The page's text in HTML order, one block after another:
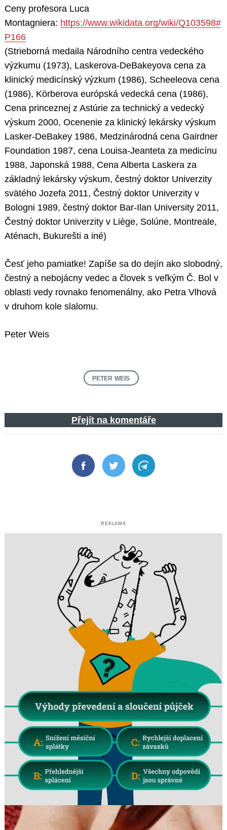
Ceny profesora Luca
Montagniera: https://www.wikidata.org/wiki/Q103598#
P166
(Strieborná medaila Národního centra vedeckého
výzkumu (1973), Laskerova-DeBakeyova cena za
klinický medicínský výzkum (1986), Scheeleova cena
(1986), Körberova európská vedecká cena (1986),
Cena princeznej z Astúrie za technický a vedecký
výskum 2000, Ocenenie za klinický lekársky výskum
Lasker-DeBakey 1986, Medzinárodná cena Gairdner
Foundation 1987, cena Louisa-Jeanteta za medicínu
1988, Japonská 1988, Cena Alberta Laskera za
základný lekársky výskum, čestný doktor Univerzity
svätého Jozefa 2011, Čestný doktor Univerzity v
Bologni 1989, čestný doktor Bar-Ilan University 2011,
Čestný doktor Univerzity v Liège, Solúne, Montreale,
Aténach, Bukurešti a iné)
Česť jeho pamiatke! Zapíše sa do dejín ako slobodný,
čestný a nebojácny vedec a človek s veľkým Č. Bol v
oblasti vedy rovnako fenomenálny, ako Petra Vlhová
v druhom kole slalomu.
Peter Weis
PETER WEIS
Přejít na komentáře
FacebookTwitter Telegram
REKLAMA